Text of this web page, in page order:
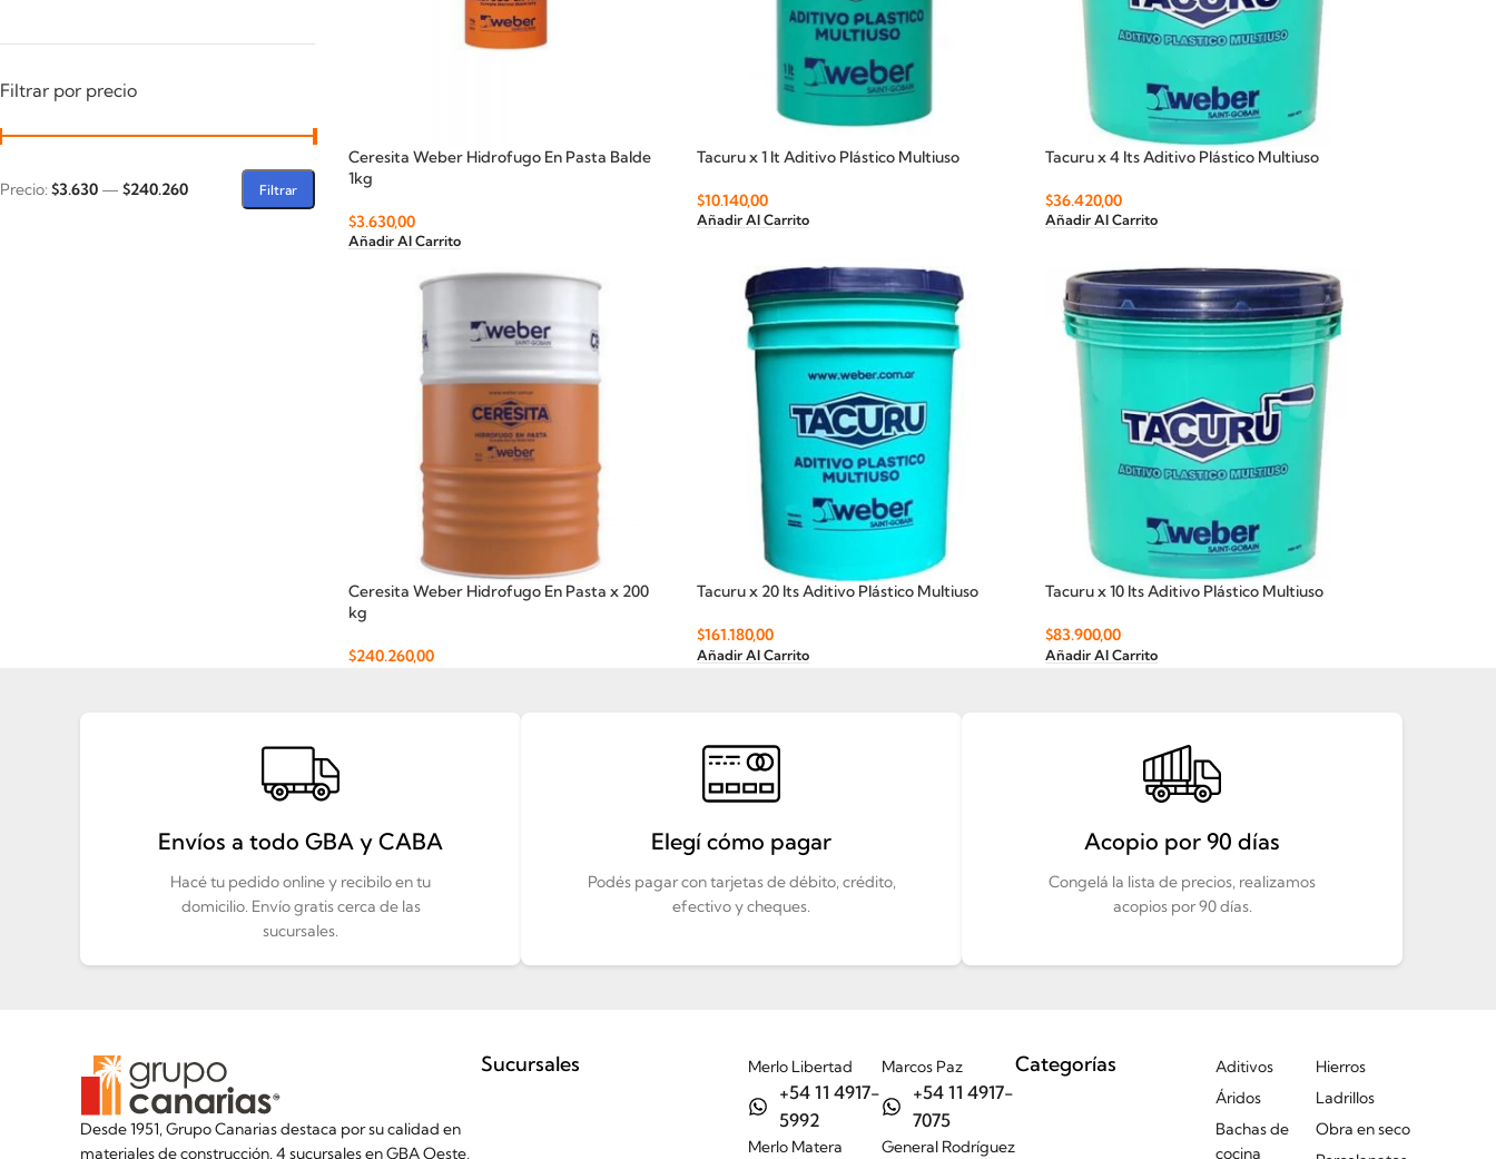
Filtrar por precio
Filtrar
Precio: $3.630 — $240.260
Ceresita Weber Hidrofugo En Pasta Balde
1kg
$3.630,00
Añadir Al Carrito
Tacuru x 1 lt Aditivo Plástico Multiuso
$10.140,00
Añadir Al Carrito
Tacuru x 4 lts Aditivo Plástico Multiuso
$36.420,00
Añadir Al Carrito
Ceresita Weber Hidrofugo En Pasta x 200
kg
$240.260,00
Tacuru x 20 lts Aditivo Plástico Multiuso
$161.180,00
Añadir Al Carrito
Tacuru x 10 lts Aditivo Plástico Multiuso
$83.900,00
Añadir Al Carrito
Envíos a todo GBA y CABA
Hacé tu pedido online y recibilo en tu
domicilio. Envío gratis cerca de las
sucursales.
Elegí cómo pagar
Podés pagar con tarjetas de débito, crédito,
efectivo y cheques.
Acopio por 90 días
Congelá la lista de precios, realizamos
acopios por 90 días.
Desde 1951, Grupo Canarias destaca por su calidad en
materiales de construcción. 4 sucursales en GBA Oeste,
Sucursales Merlo Libertad
+54 11 4917-
5992
Merlo Matera
Marcos Paz
+54 11 4917-
7075
General Rodríguez
Categorías
Aditivos
Áridos
Bachas de
cocina
Hierros
Ladrillos
Obra en seco